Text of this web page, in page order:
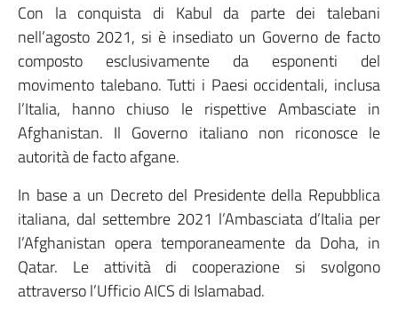
Con la conquista di Kabul da parte dei talebani
nell’agosto 2021, si è insediato un Governo de facto
composto esclusivamente da esponenti del
movimento talebano. Tutti i Paesi occidentali, inclusa
l’Italia, hanno chiuso le rispettive Ambasciate in
Afghanistan. Il Governo italiano non riconosce le
autorità de facto afgane.
In base a un Decreto del Presidente della Repubblica
italiana, dal settembre 2021 l’Ambasciata d’Italia per
l’Afghanistan opera temporaneamente da Doha, in
Qatar. Le attività di cooperazione si svolgono
attraverso l’Ufficio AICS di Islamabad.